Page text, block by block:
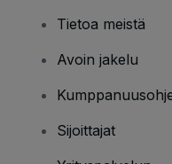
Tietoa meistä
Avoin jakelu
Sijoittajat